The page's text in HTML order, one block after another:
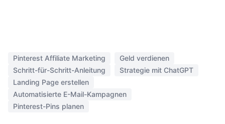
Pinterest Affiliate Marketing
Geld verdienen
Schritt-für-Schritt-Anleitung
Strategie mit ChatGPT
Landing Page erstellen
Automatisierte E-Mail-Kampagnen
Pinterest-Pins planen